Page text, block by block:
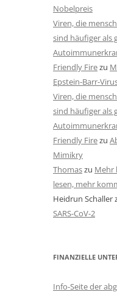
Nobelpreis
Viren, die
sind häufiger als
Friendly Firezu
Epstein-Barr-
Viren, die
sind häufiger als
Friendly Firezu
Mimikry
Thomaszu Mehr
lesen, mehr
Heidrun Schaller
SARS-CoV-2
FINANZIELLE
Info-Seite der